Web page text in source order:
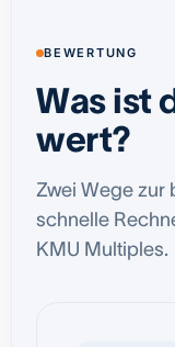
BEWERTUNG
Was ist
wert?
Zwei Wege zur
schnelle
KMU Multiples.